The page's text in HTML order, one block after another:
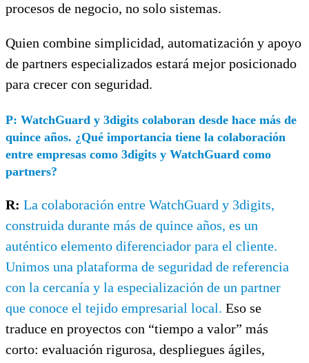
procesos de negocio, no solo sistemas.
Quien combine simplicidad, automatización y apoyo
de partners especializados estará mejor posicionado
para crecer con seguridad.
P: WatchGuard y 3digits colaboran desde hace más de
quince años. ¿Qué importancia tiene la colaboración
entre empresas como 3digits y WatchGuard como
partners?
R: La colaboración entre WatchGuard y 3digits,
construida durante más de quince años, es un
auténtico elemento diferenciador para el cliente.
Unimos una plataforma de seguridad de referencia
con la cercanía y la especialización de un partner
que conoce el tejido empresarial local. Eso se
traduce en proyectos con “tiempo a valor” más
corto: evaluación rigurosa, despliegues ágiles,